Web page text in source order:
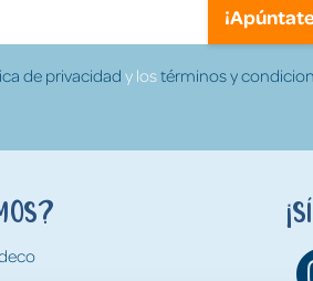
de privacidady lostérminos y